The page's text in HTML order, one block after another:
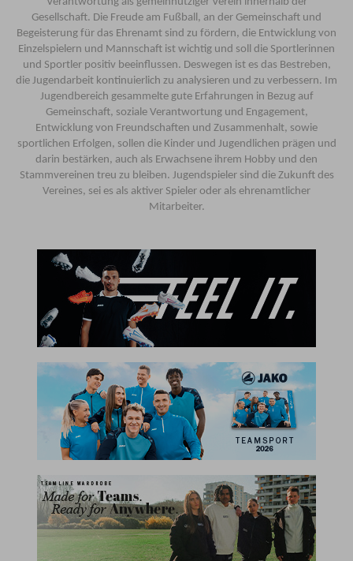
Gesellschaft. Die Freude am Fußball, an der Gemeinschaft und
Begeisterung für das Ehrenamt sind zu fördern, die Entwicklung von
Einzelspielern und Mannschaft ist wichtig und soll die Sportlerinnen
und Sportler positiv beeinflussen. Deswegen ist es das Bestreben,
die Jugendarbeit kontinuierlich zu analysieren und zu verbessern. Im
Jugendbereich gesammelte gute Erfahrungen in Bezug auf
Gemeinschaft, soziale Verantwortung und Engagement,
Entwicklung von Freundschaften und Zusammenhalt, sowie
sportlichen Erfolgen, sollen die Kinder und Jugendlichen prägen und
darin bestärken, auch als Erwachsene ihrem Hobby und den
Stammvereinen treu zu bleiben. Jugendspieler sind die Zukunft des
Vereines, sei es als aktiver Spieler oder als ehrenamtlicher
Mitarbeiter.